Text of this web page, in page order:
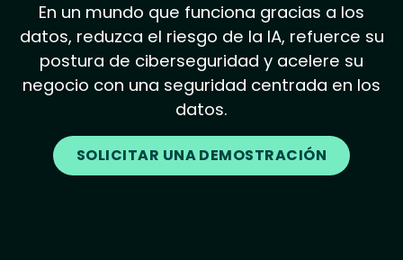
En un mundo que funciona gracias a los
datos, reduzca el riesgo de la IA, refuerce su
postura de ciberseguridad y acelere su
negocio con una seguridad centrada en los
datos.
SOLICITAR UNA DEMOSTRACIÓN